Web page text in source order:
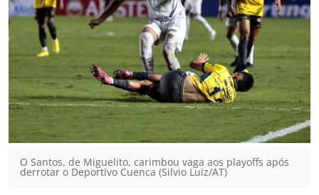
O Santos, de Miguelito, carimbou vaga aos playoffs após
derrotar o Deportivo Cuenca (Silvio Luiz/AT)